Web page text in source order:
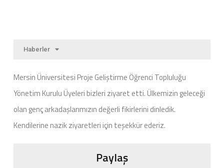
Haberler
Mersin Üniversitesi Proje Geliştirme Öğrenci Topluluğu
Yönetim Kurulu Üyeleri bizleri ziyaret etti. Ülkemizin geleceği
olan genç arkadaşlarımızın değerli fikirlerini dinledik.
Kendilerine nazik ziyaretleri için teşekkür ederiz.
Paylaş